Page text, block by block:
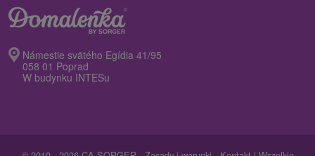
Námestie svätého Egídia 41/95
058 01 Poprad
W budynku INTESu